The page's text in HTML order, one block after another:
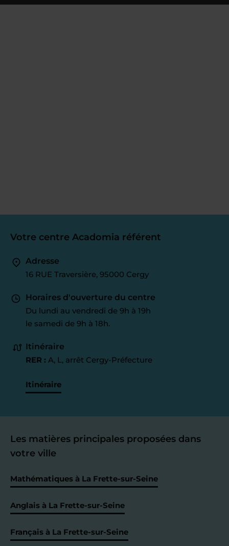
Votre centre Acadomia référent
Adresse
16 RUE Traversière, 95000 Cergy
Horaires d'ouverture du centre
Du lundi au vendredi de 9h à 19h
le samedi de 9h à 18h.
Itinéraire
RER : A, L, arrêt Cergy-Préfecture
Itinéraire
Les matières principales proposées dans
votre ville
Mathématiques à La Frette-sur-Seine
Anglais à La Frette-sur-Seine
Français à La Frette-sur-Seine